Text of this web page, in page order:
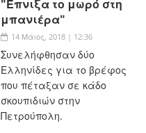
"Έπνιξα το μωρό στη
μπανιέρα"
14 Μάιος, 2018 | 12:36
Συνελήφθησαν δύο
Ελληνίδες για το βρέφος
που πέταξαν σε κάδο
σκουπιδιών στην
Πετρούπολη.